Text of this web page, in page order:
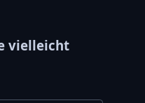
vielleicht